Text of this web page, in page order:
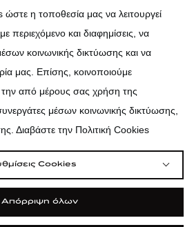
η τοποθεσία μας να λειτουργεί
περιεχόμενο και διαφημίσεις, να
κοινωνικής δικτύωσης και να
μας. Επίσης, κοινοποιούμε
την από μέρους σας χρήση της
μέσων κοινωνικής δικτύωσης,
Διαβάστε την Πολιτική Cookies
Cookies
Απόρριψη όλων